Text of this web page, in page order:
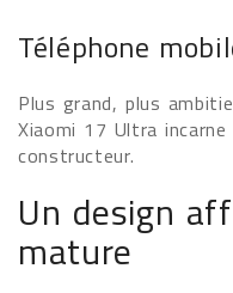
Téléphone
Plus grand, plus
Xiaomi 17 Ultra
constructeur.
Un design
mature